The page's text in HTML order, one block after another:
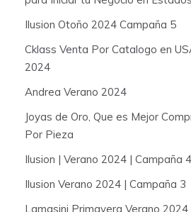
Ilusion Otoño 2024 Campaña 5
Cklass Venta Por Catalogo en
2024
Andrea Verano 2024
Joyas de Oro, Que es Mejor
Por Pieza
Ilusion | Verano 2024 | Campaña 4
Ilusion Verano 2024 | Campaña 3
Lamasini Primavera Verano 2024